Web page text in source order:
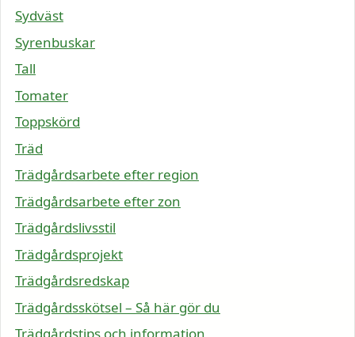
Sydväst
Syrenbuskar
Tall
Tomater
Toppskörd
Träd
Trädgårdsarbete efter region
Trädgårdsarbete efter zon
Trädgårdslivsstil
Trädgårdsprojekt
Trädgårdsredskap
Trädgårdsskötsel – Så här gör du